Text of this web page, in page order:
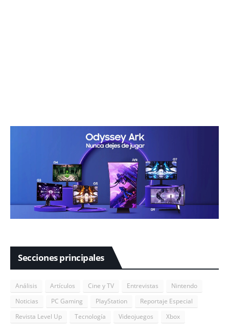
Secciones principales
Análisis Artículos Cine y TV Entrevistas
Nintendo
Noticias
PC Gaming PlayStation
Reportaje Especial
Revista Level Up
Tecnología Videojuegos Xbox